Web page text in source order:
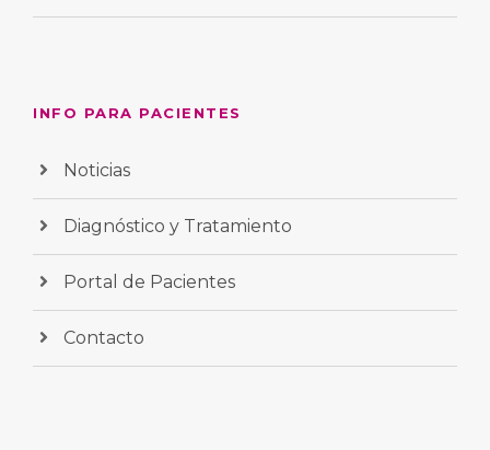
INFO PARA PACIENTES
Noticias
Diagnóstico y Tratamiento
Portal de Pacientes
Contacto